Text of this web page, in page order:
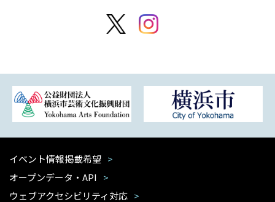
イベント情報掲載希望
オープンデータ・API
ウェブアクセシビリティ対応